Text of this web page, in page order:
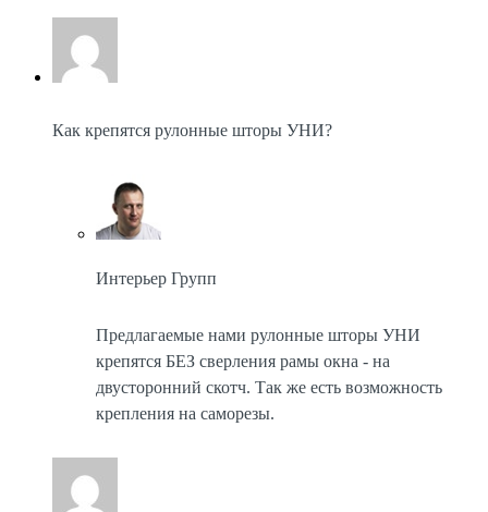
Как крепятся рулонные шторы УНИ?
Интерьер Групп
Предлагаемые нами рулонные шторы УНИ
крепятся БЕЗ сверления рамы окна - на
двусторонний скотч. Так же есть возможность
крепления на саморезы.